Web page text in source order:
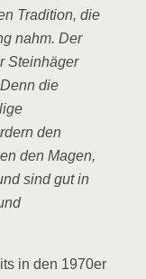
Tradition, die
nahm. Der
Steinhäger
die
den
den Magen,
sind gut in
in den 1970er